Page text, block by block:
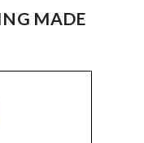
MADE